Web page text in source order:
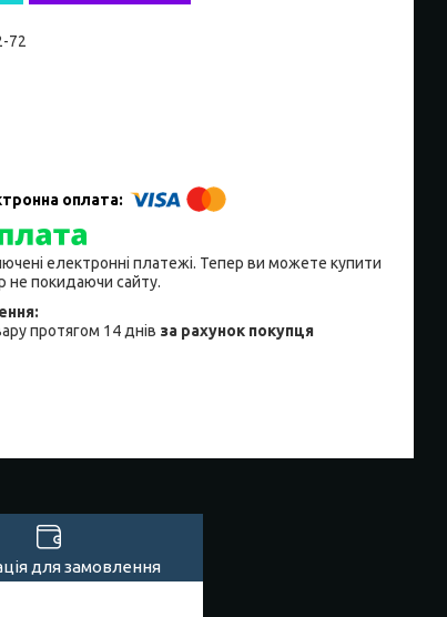
72
електронні платежі. Тепер ви можете купити
не покидаючи сайту.
протягом 14 днів за рахунок покупця
для замовлення